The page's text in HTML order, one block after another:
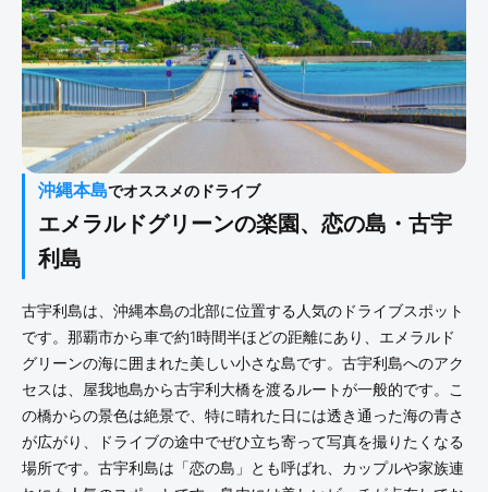
沖縄本島でオススメのドライブ
エメラルドグリーンの楽園、恋の島・古宇
利島
古宇利島は、沖縄本島の北部に位置する人気のドライブスポット
です。那覇市から車で約1時間半ほどの距離にあり、エメラルド
グリーンの海に囲まれた美しい小さな島です。古宇利島へのアク
セスは、屋我地島から古宇利大橋を渡るルートが一般的です。こ
の橋からの景色は絶景で、特に晴れた日には透き通った海の青さ
が広がり、ドライブの途中でぜひ立ち寄って写真を撮りたくなる
場所です。古宇利島は「恋の島」とも呼ばれ、カップルや家族連